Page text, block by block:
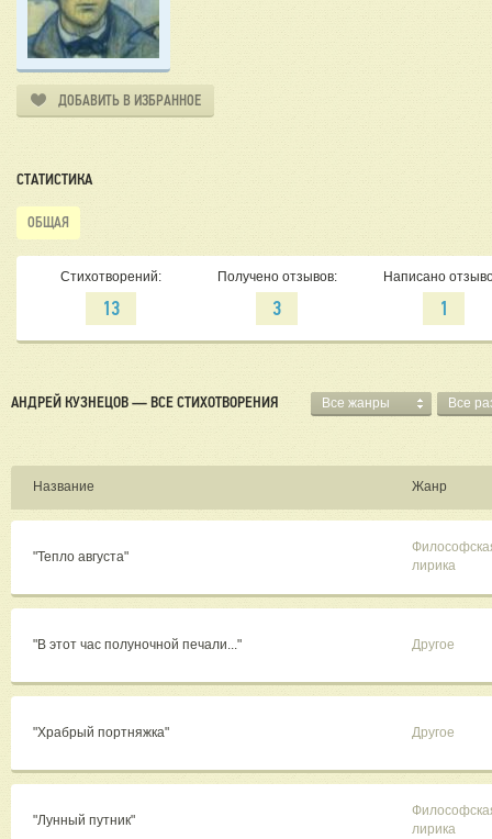
ДОБАВИТЬ В ИЗБРАННОЕ
СТАТИСТИКА
ОБЩАЯ
Стихотворений:
13
Получено отзывов:
3
Написано
1
АНДРЕЙ КУЗНЕЦОВ — ВСЕ СТИХОТВОРЕНИЯ Все жанры Все
Название Жанр
"Тепло августа"
лирика
"В этот час полуночной печали..." Другое
"Храбрый портняжка" Другое
"Лунный путник"
лирика